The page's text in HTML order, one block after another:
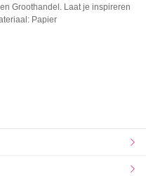
Groothandel. Laat je inspireren
Papier